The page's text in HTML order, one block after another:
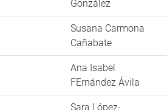
González
Susana Carmona
Cañabate
Ana Isabel
FErnández Ávila
Sara López-